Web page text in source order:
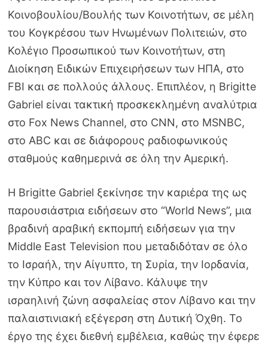
Κοινοβουλίου/Βουλής των Κοινοτήτων, σε μέλη
του Κογκρέσου των Ηνωμένων Πολιτειών, στο
Κολέγιο Προσωπικού των Κοινοτήτων, στη
Διοίκηση Ειδικών Επιχειρήσεων των ΗΠΑ, στο
FBI και σε πολλούς άλλους. Επιπλέον, η Brigitte
Gabriel είναι τακτική προσκεκλημένη αναλύτρια
στο Fox News Channel, στο CNN, στο MSNBC,
στο ABC και σε διάφορους ραδιοφωνικούς
σταθμούς καθημερινά σε όλη την Αμερική.
Η Brigitte Gabriel ξεκίνησε την καριέρα της ως
παρουσιάστρια ειδήσεων στο “World News”, μια
βραδινή αραβική εκπομπή ειδήσεων για την
Middle East Television που μεταδιδόταν σε όλο
το Ισραήλ, την Αίγυπτο, τη Συρία, την Ιορδανία,
την Κύπρο και τον Λίβανο. Κάλυψε την
ισραηλινή ζώνη ασφαλείας στον Λίβανο και την
παλαιστινιακή εξέγερση στη Δυτική Όχθη. Το
έργο της έχει διεθνή εμβέλεια, καθώς την έφερε